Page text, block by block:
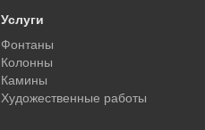
Услуги
Фонтаны
Колонны
Камины
Художественные работы